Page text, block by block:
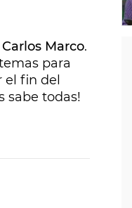
Marco.
para
el fin del
sabe todas!